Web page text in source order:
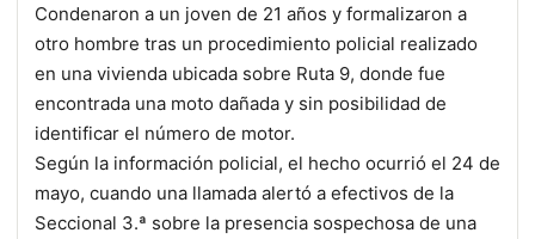
Condenaron a un joven de 21 años y formalizaron a
otro hombre tras un procedimiento policial realizado
en una vivienda ubicada sobre Ruta 9, donde fue
encontrada una moto dañada y sin posibilidad de
identificar el número de motor.
Según la información policial, el hecho ocurrió el 24 de
mayo, cuando una llamada alertó a efectivos de la
Seccional 3.ª sobre la presencia sospechosa de una